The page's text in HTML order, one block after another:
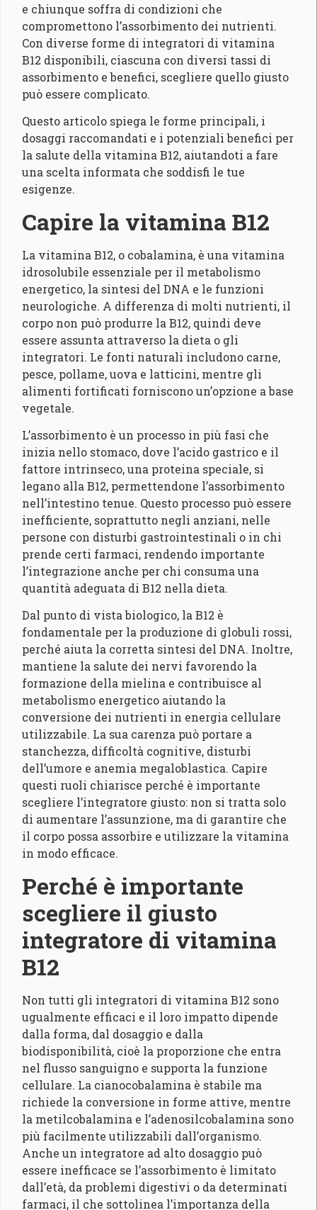
e chiunque soffra di condizioni che
compromettono l’assorbimento dei nutrienti.
Con diverse forme di integratori di vitamina
B12 disponibili, ciascuna con diversi tassi di
assorbimento e benefici, scegliere quello giusto
può essere complicato.
Questo articolo spiega le forme principali, i
dosaggi raccomandati e i potenziali benefici per
la salute della vitamina B12, aiutandoti a fare
una scelta informata che soddisfi le tue
esigenze.
Capire la vitamina B12
La vitamina B12, o cobalamina, è una vitamina
idrosolubile essenziale per il metabolismo
energetico, la sintesi del DNA e le funzioni
neurologiche. A differenza di molti nutrienti, il
corpo non può produrre la B12, quindi deve
essere assunta attraverso la dieta o gli
integratori. Le fonti naturali includono carne,
pesce, pollame, uova e latticini, mentre gli
alimenti fortificati forniscono un’opzione a base
vegetale.
L’assorbimento è un processo in più fasi che
inizia nello stomaco, dove l’acido gastrico e il
fattore intrinseco, una proteina speciale, si
legano alla B12, permettendone l’assorbimento
nell’intestino tenue. Questo processo può essere
inefficiente, soprattutto negli anziani, nelle
persone con disturbi gastrointestinali o in chi
prende certi farmaci, rendendo importante
l’integrazione anche per chi consuma una
quantità adeguata di B12 nella dieta.
Dal punto di vista biologico, la B12 è
fondamentale per la produzione di globuli rossi,
perché aiuta la corretta sintesi del DNA. Inoltre,
mantiene la salute dei nervi favorendo la
formazione della mielina e contribuisce al
metabolismo energetico aiutando la
conversione dei nutrienti in energia cellulare
utilizzabile. La sua carenza può portare a
stanchezza, difficoltà cognitive, disturbi
dell’umore e anemia megaloblastica. Capire
questi ruoli chiarisce perché è importante
scegliere l’integratore giusto: non si tratta solo
di aumentare l’assunzione, ma di garantire che
il corpo possa assorbire e utilizzare la vitamina
in modo efficace.
Perché è importante
scegliere il giusto
integratore di vitamina
B12
Non tutti gli integratori di vitamina B12 sono
ugualmente efficaci e il loro impatto dipende
dalla forma, dal dosaggio e dalla
biodisponibilità, cioè la proporzione che entra
nel flusso sanguigno e supporta la funzione
cellulare. La cianocobalamina è stabile ma
richiede la conversione in forme attive, mentre
la metilcobalamina e l’adenosilcobalamina sono
più facilmente utilizzabili dall’organismo.
Anche un integratore ad alto dosaggio può
essere inefficace se l’assorbimento è limitato
dall’età, da problemi digestivi o da determinati
farmaci, il che sottolinea l’importanza della